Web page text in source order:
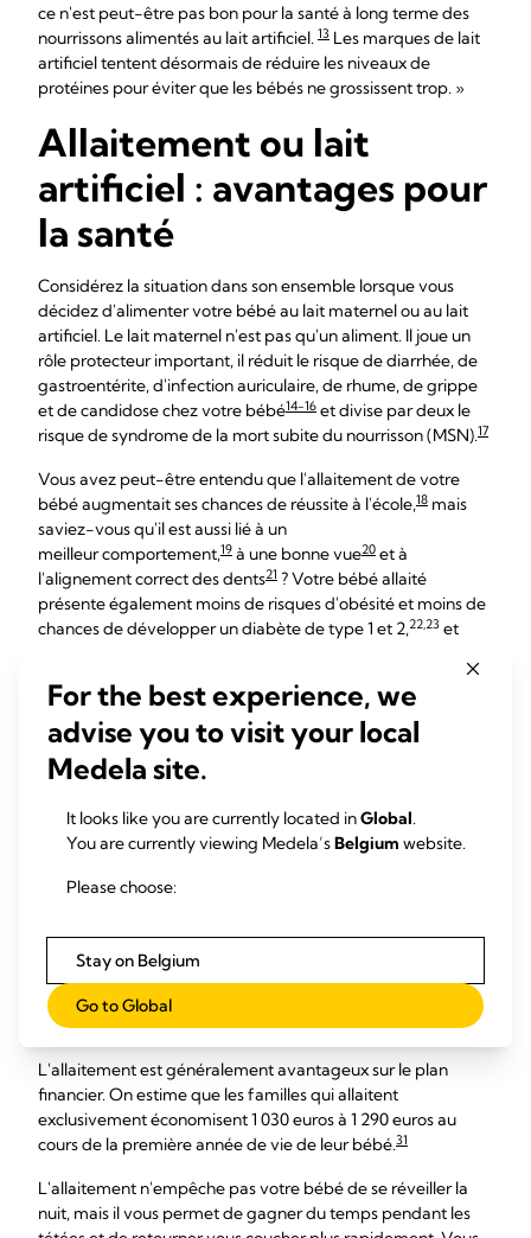
ce n'est peut-être pas bon pour la santé à long terme des
nourrissons alimentés au lait artificiel. 13 Les marques de lait
artificiel tentent désormais de réduire les niveaux de
protéines pour éviter que les bébés ne grossissent trop. »
Allaitement ou lait
artificiel : avantages pour
la santé
Considérez la situation dans son ensemble lorsque vous
décidez d'alimenter votre bébé au lait maternel ou au lait
artificiel. Le lait maternel n'est pas qu'un aliment. Il joue un
rôle protecteur important, il réduit le risque de diarrhée, de
gastroentérite, d'infection auriculaire, de rhume, de grippe
et de candidose chez votre bébé14-16 et divise par deux le
risque de syndrome de la mort subite du nourrisson (MSN).17
Vous avez peut-être entendu que l'allaitement de votre
bébé augmentait ses chances de réussite à l'école,18 mais
saviez-vous qu'il est aussi lié à un
meilleur comportement,19 à une bonne vue20 et à
l'alignement correct des dents21 ? Votre bébé allaité
présente également moins de risques d'obésité et moins de
chances de développer un diabète de type 1 et 2,22,23 et
En outre, allaiter brûle jusqu'à 500 calories par jour,26
peut vous aider à perdre plus rapidement du poids après la
naissance. Et plus longtemps vous allaitez, plus vous
du sein,27de l'utérus28et des ovaires,29des
maladies cardiaques, 30et un diabète de type 222. En savoir
Allaitement ou lait
artificiel : avantages
pratiques
L'allaitement est généralement avantageux sur le plan
financier. On estime que les familles qui allaitent
exclusivement économisent 1 030 euros à 1 290 euros au
cours de la première année de vie de leur bébé.31
L'allaitement n'empêche pas votre bébé de se réveiller la
nuit, mais il vous permet de gagner du temps pendant les
For the best experience, we
advise you to visit your local
Medela site.
It looks like you are currently located inGlobal.
You are currently viewing Medela’sBelgium website.
Please choose:
Stay on Belgium
Go to Global